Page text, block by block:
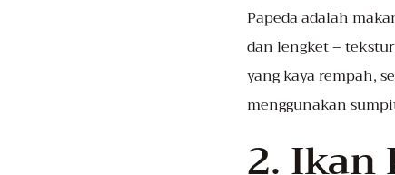
Papeda adalah
dan lengket –
yang kaya rempah,
menggunakan
2. Ikan